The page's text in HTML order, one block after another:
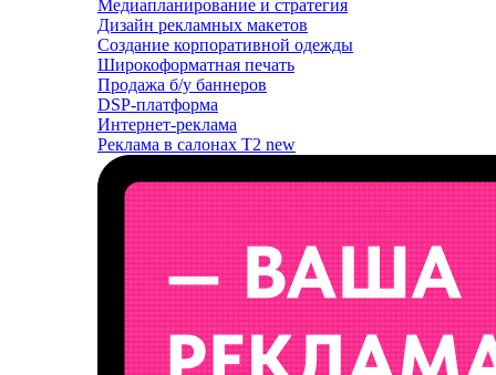
Медиапланирование и стратегия
Дизайн рекламных макетов
Создание корпоративной одежды
Широкоформатная печать
Продажа б/у баннеров
DSP-платформа
Интернет-реклама
Реклама в салонах T2 new